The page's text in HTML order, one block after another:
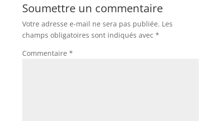
Soumettre un commentaire
Votre adresse e-mail ne sera pas publiée. Les
champs obligatoires sont indiqués avec *
Commentaire *